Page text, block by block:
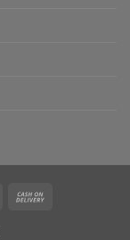
MasterCard